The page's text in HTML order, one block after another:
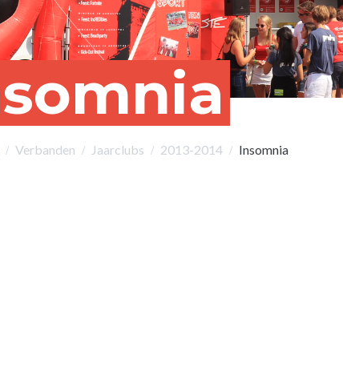
Verbanden Jaarclubs 2013-2014 Insomnia